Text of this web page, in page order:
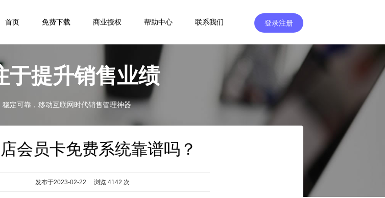
首页 免费下载 商业授权 帮助中心 联系我们 登录注册
于提升销售业绩
稳定可靠，移动互联网时代销售管理神器
会员卡免费系统靠谱吗？
发布于2023-02-22 浏览 4142 次